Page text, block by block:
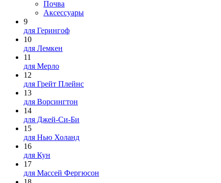
Почва
Аксессуары
9
для Герингоф
10
для Лемкен
11
для Мерло
12
для Грейт Плейнс
13
для Ворсингтон
14
для Джей-Си-Би
15
для Нью Холанд
16
для Кун
17
для Массей Фергюсон